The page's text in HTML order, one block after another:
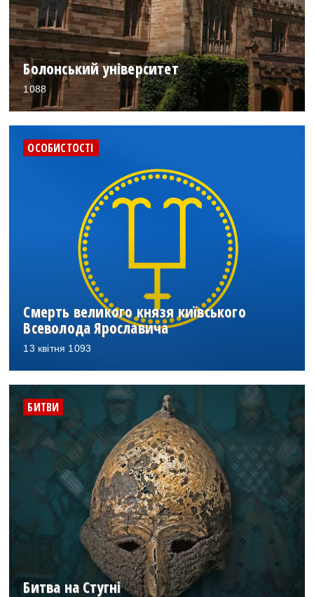
Болонський університет
1088
ОСОБИСТОСТІ
Смерть великого князя київського
Всеволода Ярославича
13 квітня 1093
БИТВИ
Битва на Стугні